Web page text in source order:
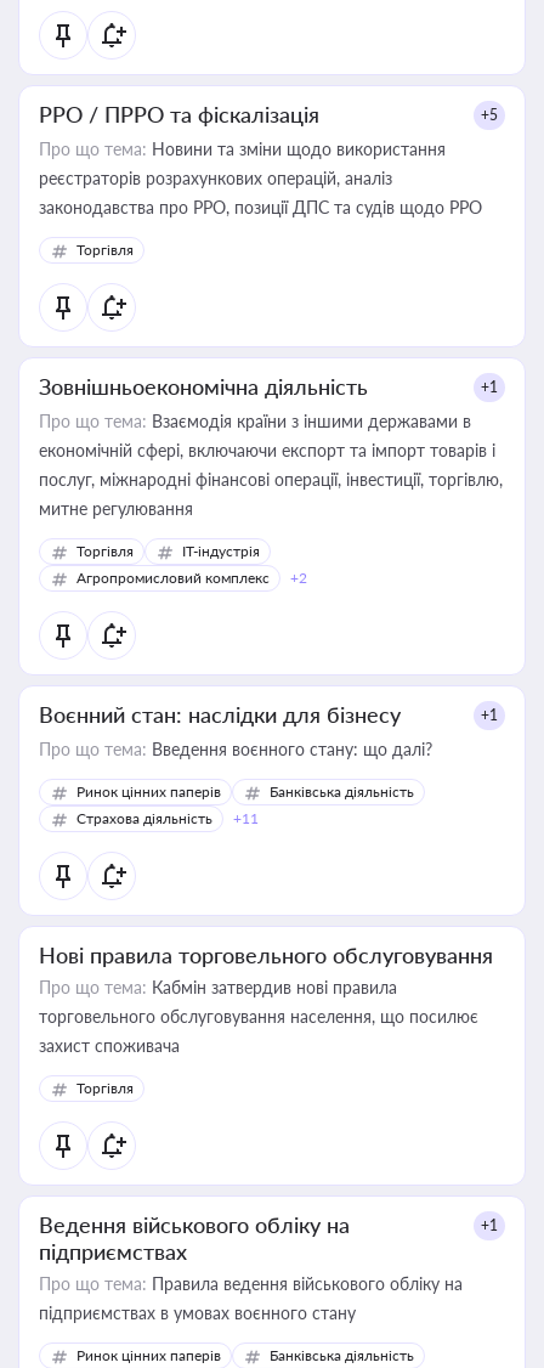
РРО / ПРРО та фіскалізація +5
Про що тема: Новини та зміни щодо використання
реєстраторів розрахункових операцій, аналіз
законодавства про РРО, позиції ДПС та судів щодо РРО
Торгівля
Зовнішньоекономічна діяльність +1
Про що тема: Взаємодія країни з іншими державами в
економічній сфері, включаючи експорт та імпорт товарів і
послуг, міжнародні фінансові операції, інвестиції, торгівлю,
митне регулювання
Торгівля
IT-індустрія
Агропромисловий комплекс
+2
Воєнний стан: наслідки для бізнесу +1
Про що тема: Введення воєнного стану: що далі?
Ринок цінних паперів
Банківська діяльність
Страхова діяльність
+11
Нові правила торговельного обслуговування
Про що тема: Кабмін затвердив нові правила
торговельного обслуговування населення, що посилює
захист споживача
Торгівля
Ведення військового обліку на
підприємствах
+1
Про що тема: Правила ведення військового обліку на
підприємствах в умовах воєнного стану
Ринок цінних паперів
Банківська діяльність